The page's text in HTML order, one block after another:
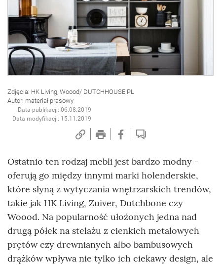
Zdjęcia: HK Living, Woood/ DUTCHHOUSE.PL
Autor: materiał prasowy
Data publikacji: 06.08.2019
Data modyfikacji: 15.11.2019
Ostatnio ten rodzaj mebli jest bardzo modny -
oferują go między innymi marki holenderskie,
które słyną z wytyczania wnętrzarskich trendów,
takie jak HK Living, Zuiver, Dutchbone czy
Woood. Na popularność ułożonych jedna nad
drugą półek na stelażu z cienkich metalowych
prętów czy drewnianych albo bambusowych
drążków wpływa nie tylko ich ciekawy design, ale